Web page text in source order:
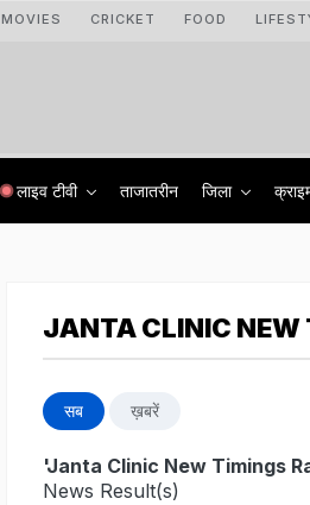
MOVIES CRICKET FOOD
लाइव टीवी ताजातरीन जिला
JANTA CLINIC
सब ख़बरें
'Janta Clinic New Timings
News Result(s)